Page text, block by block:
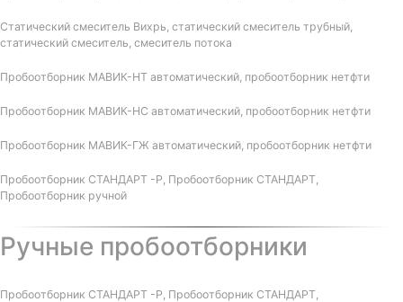
Статический смеситель Вихрь, статический смеситель трубный,
статический смеситель, смеситель потока
Пробоотборник МАВИК-НТ автоматический, пробоотборник нетфти
Пробоотборник МАВИК-НС автоматический, пробоотборник нетфти
Пробоотборник МАВИК-ГЖ автоматический, пробоотборник нетфти
Пробоотборник СТАНДАРТ -Р, Пробоотборник СТАНДАРТ,
Пробоотборник ручной
Ручные пробоотборники
Пробоотборник СТАНДАРТ -Р, Пробоотборник СТАНДАРТ,